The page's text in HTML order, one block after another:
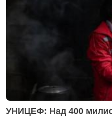
УНИЦЕФ: Над 400